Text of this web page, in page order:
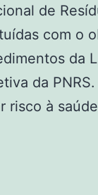
de
com o
da
da
risco à